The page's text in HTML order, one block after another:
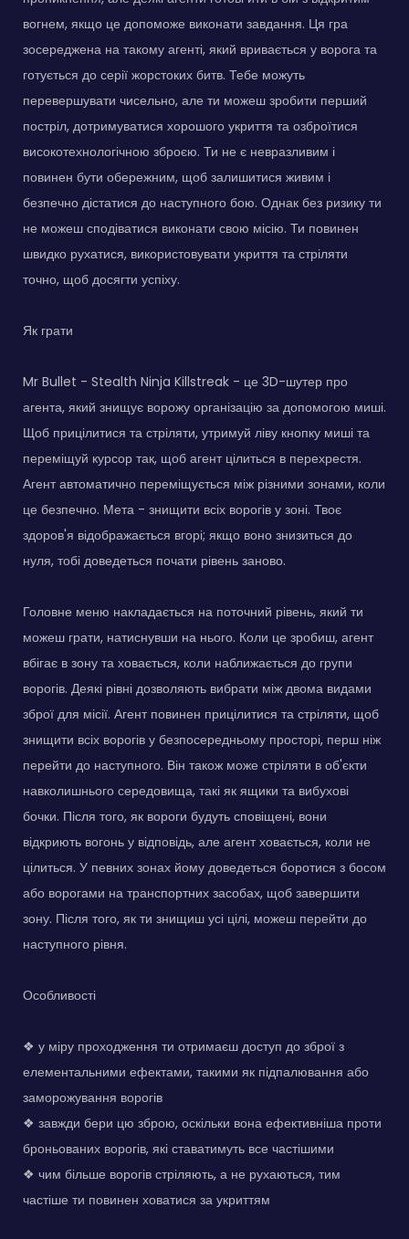
вогнем, якщо це допоможе виконати завдання. Ця гра
зосереджена на такому агенті, який вривається у ворога та
готується до серії жорстоких битв. Тебе можуть
перевершувати чисельно, але ти можеш зробити перший
постріл, дотримуватися хорошого укриття та озброїтися
високотехнологічною зброєю. Ти не є невразливим і
повинен бути обережним, щоб залишитися живим і
безпечно дістатися до наступного бою. Однак без ризику ти
не можеш сподіватися виконати свою місію. Ти повинен
швидко рухатися, використовувати укриття та стріляти
точно, щоб досягти успіху.
Як грати
Mr Bullet - Stealth Ninja Killstreak - це 3D-шутер про
агента, який знищує ворожу організацію за допомогою миші.
Щоб прицілитися та стріляти, утримуй ліву кнопку миші та
переміщуй курсор так, щоб агент цілиться в перехрестя.
Агент автоматично переміщується між різними зонами, коли
це безпечно. Мета - знищити всіх ворогів у зоні. Твоє
здоров'я відображається вгорі; якщо воно знизиться до
нуля, тобі доведеться почати рівень заново.
Головне меню накладається на поточний рівень, який ти
можеш грати, натиснувши на нього. Коли це зробиш, агент
вбігає в зону та ховається, коли наближається до групи
ворогів. Деякі рівні дозволяють вибрати між двома видами
зброї для місії. Агент повинен прицілитися та стріляти, щоб
знищити всіх ворогів у безпосередньому просторі, перш ніж
перейти до наступного. Він також може стріляти в об'єкти
навколишнього середовища, такі як ящики та вибухові
бочки. Після того, як вороги будуть сповіщені, вони
відкриють вогонь у відповідь, але агент ховається, коли не
цілиться. У певних зонах йому доведеться боротися з босом
або ворогами на транспортних засобах, щоб завершити
зону. Після того, як ти знищиш усі цілі, можеш перейти до
наступного рівня.
Особливості
❖ у міру проходження ти отримаєш доступ до зброї з
елементальними ефектами, такими як підпалювання або
заморожування ворогів
❖ завжди бери цю зброю, оскільки вона ефективніша проти
броньованих ворогів, які ставатимуть все частішими
❖ чим більше ворогів стріляють, а не рухаються, тим
частіше ти повинен ховатися за укриттям